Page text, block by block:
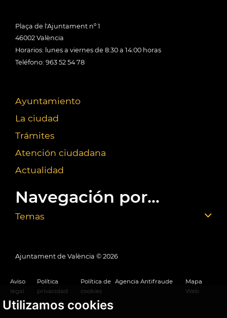
Utilizamos cookies
Plaça de l'Ajuntament nº 1
46002 València
Horarios: lunes a viernes de 8:30 a 14:00 horas
Teléfono: 963 52 54 78
Ayuntamiento
La ciudad
Trámites
Atención ciudadana
Actualidad
Navegación por...
Temas
Ajuntament de València © 2026
Aviso
legal
Política
privacidad
Política de
cookies
Agencia Antifraude
Mapa
Web